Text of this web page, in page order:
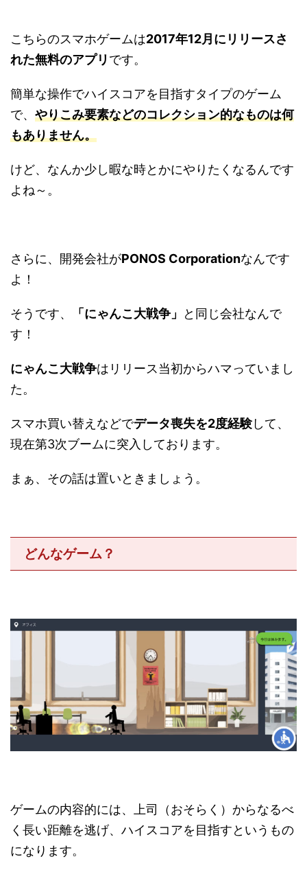
こちらのスマホゲームは2017年12月にリリースさ
れた無料のアプリ です。
簡単な操作でハイスコアを目指すタイプのゲーム
で、 やりこみ要素などのコレクション的なものは何
もありません。
けど、なんか少し暇な時とかにやりたくなるんです
よね～。
さらに、開発会社がPONOS Corporationなんです
よ！
そうです、 「にゃんこ大戦争」
と同じ会社なんで
す！
にゃんこ大戦争はリリース当初からハマっていまし
た。
スマホ買い替えなどでデータ喪失を2度経験して、
現在第3次ブームに突入しております。
まぁ、その話は置いときましょう。
どんなゲーム？
ゲームの内容的には、上司（おそらく）からなるべ
く長い距離を逃げ、ハイスコアを目指すというもの
になります。